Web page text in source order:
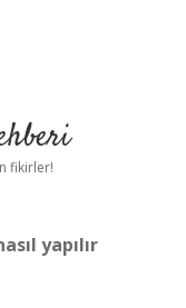
fikirler!
yapılır